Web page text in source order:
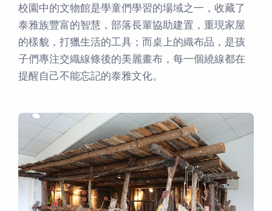
校園中的文物館是學童們學習的場域之一，收藏了
泰雅族豐富的智慧，部落長輩協助建置，重現家屋
的樣貌，打獵生活的工具；而桌上的織布品，是孩
子們專注交織線條後的美麗畫布，每一個繞線都在
提醒自己不能忘記的泰雅文化。